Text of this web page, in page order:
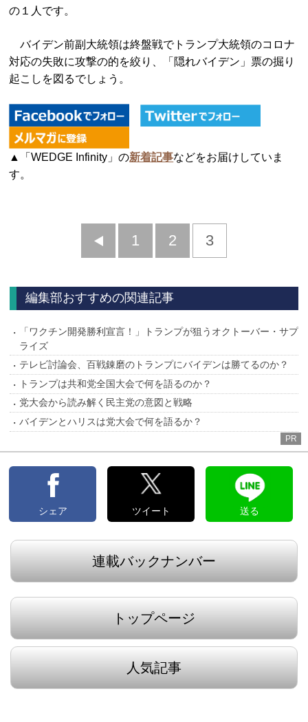
の１人です。
バイデン前副大統領は終盤戦でトランプ大統領のコロナ
対応の失敗に攻撃の的を絞り、「隠れバイデン」票の掘り
起こしを図るでしょう。
▲「WEDGE Infinity」の新着記事などをお届けしていま
す。
前
1 2 3
編集部おすすめの関連記事
「ワクチン開発勝利宣言！」トランプが狙うオクトーバー・サプ
ライズ
テレビ討論会、百戦錬磨のトランプにバイデンは勝てるのか？
トランプは共和党全国大会で何を語るのか？
党大会から読み解く民主党の意図と戦略
バイデンとハリスは党大会で何を語るか？
PR
シェア ツイート 送る
連載バックナンバー
トップページ
人気記事